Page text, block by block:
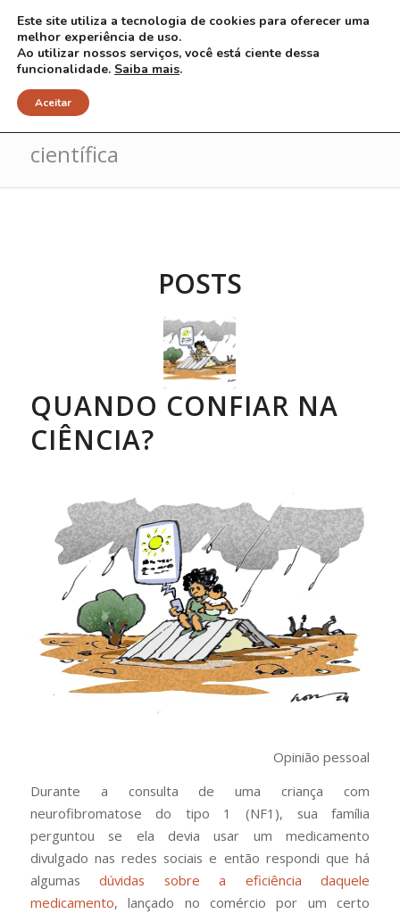
Arquivo para Tag: informação
científica
POSTS
QUANDO CONFIAR NA
CIÊNCIA?
Opinião pessoal
Durante a consulta de uma criança com
neurofibromatose do tipo 1 (NF1), sua família
perguntou se ela devia usar um medicamento
divulgado nas redes sociais e então respondi que há
algumasdúvidas sobre a eficiência daquele
medicamento, lançado no comércio por um certo
Este site utiliza a tecnologia de cookies para oferecer uma
melhor experiência de uso.
Ao utilizar nossos serviços, você está ciente dessa
funcionalidade. Saiba mais.
Aceitar